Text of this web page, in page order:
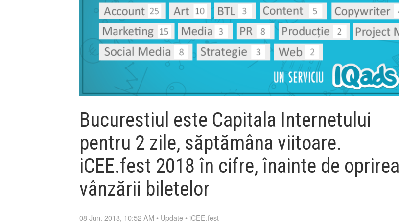
Bucurestiul este Capitala Internetului
pentru 2 zile, săptămâna viitoare.
iCEE.fest 2018 în cifre, înainte de oprirea
vânzării biletelor
08 Jun. 2018, 10:52 AM • Update • iCEE.fest